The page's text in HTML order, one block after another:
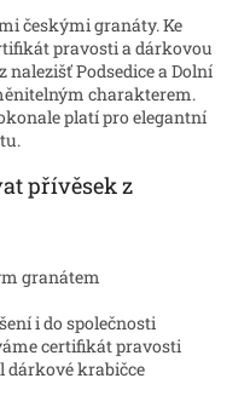
českými granáty. Ke
pravosti a dárkovou
Podsedice a Dolní
charakterem.
platí pro elegantní
přívěsek z
granátem
i do společnosti
certifikát pravosti
dárkové krabičce